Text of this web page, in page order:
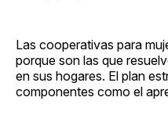
Las cooperativas para
porque son las que
en sus hogares. El plan
componentes como el